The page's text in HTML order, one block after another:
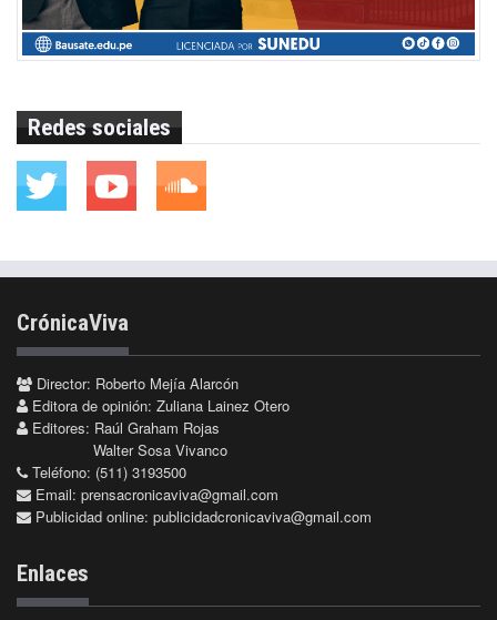
Redes sociales
CrónicaViva
Director: Roberto Mejía Alarcón
Editora de opinión: Zuliana Lainez Otero
Editores: Raúl Graham Rojas
Walter Sosa Vivanco
Teléfono: (511) 3193500
Email: prensacronicaviva@gmail.com
Publicidad online: publicidadcronicaviva@gmail.com
Enlaces